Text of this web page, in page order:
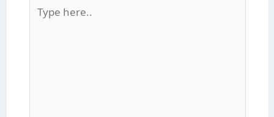
here..